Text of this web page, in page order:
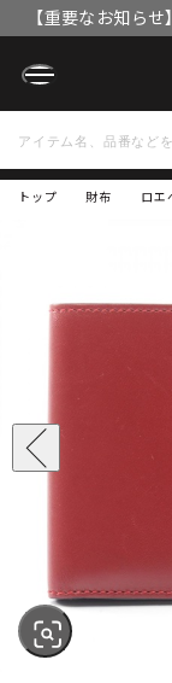
【重要なお知ら
トップ ロエ
財布